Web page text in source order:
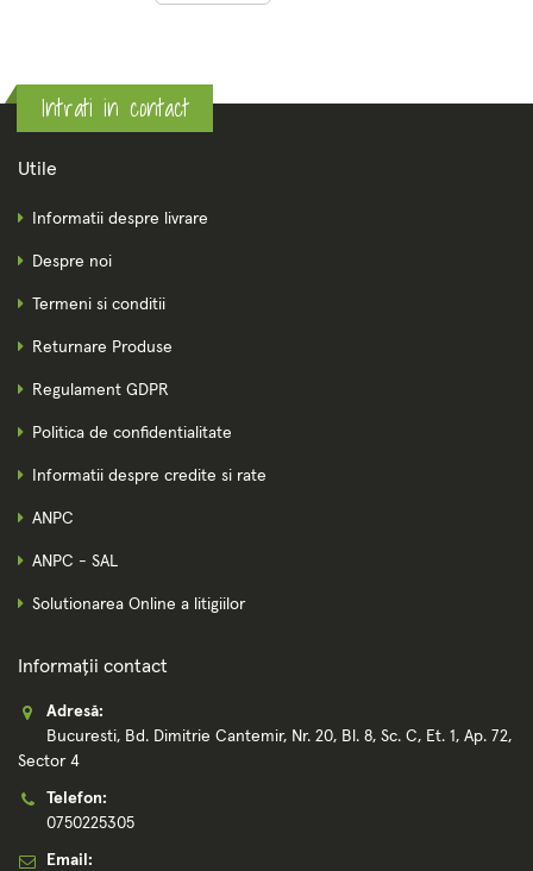
Intrati in contact
Utile
Informatii despre livrare
Despre noi
Termeni si conditii
Returnare Produse
Regulament GDPR
Politica de confidentialitate
Informatii despre credite si rate
ANPC
ANPC - SAL
Solutionarea Online a litigiilor
Informații contact
Adresă:
Bucuresti, Bd. Dimitrie Cantemir, Nr. 20, Bl. 8, Sc. C, Et. 1, Ap. 72,
Sector 4
Telefon:
0750225305
Email: